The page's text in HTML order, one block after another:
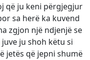
që ju keni përgjegjur
sa herë ka kuvend
zgjon një ndjenjë se
ju shoh këtu si
jetës që jepni shumë